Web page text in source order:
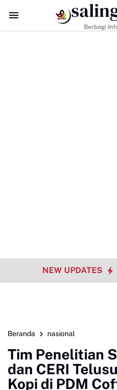
Era Digital, Arisal Aziz Ajak
Berbagi
NEW UPDATES
Beranda nasional
Tim Penelitian
dan CERI
Kopi di PDM